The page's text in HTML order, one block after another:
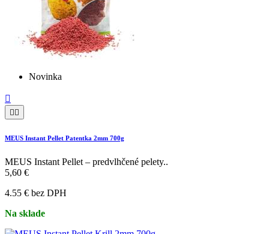
Novinka

 
MEUS Instant Pellet Patentka 2mm 700g
MEUS Instant Pellet – predvlhčené pelety..
5,60 €
4.55 € bez DPH
Na sklade